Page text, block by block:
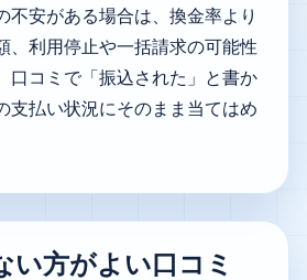
不安がある場合は、換金率より
、利用停止や一括請求の可能性
口コミで「振込された」と書か
支払い状況にそのまま当てはめ
い方がよい口コミ